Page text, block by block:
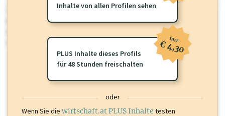
wirtschaft.at PLUS
Für dieses Profil gibt es zusätzlichewirtschaft.at PLUS Inhalte
Sie momentan nicht einsehen können. Schalten Sie dieses Profil frei
oder loggen Sie sich ein um diese Inhalte zu sehen.
Inhalte von allen Profilen sehen
PLUS Inhalte dieses Profils
für 48 Stunden freischalten
nur
€ 4,30
oder
Wenn Sie die wirtschaft.at PLUS Inhalte testen